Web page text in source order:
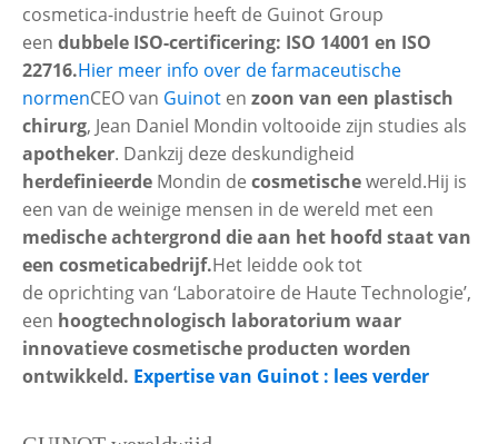
cosmetica-industrie heeft de Guinot Group
een dubbele ISO-certificering: ISO 14001 en ISO
22716.Hier meer info over de farmaceutische
normenCEO van Guinot en zoon van een plastisch
chirurg, Jean Daniel Mondin voltooide zijn studies als
apotheker. Dankzij deze deskundigheid
herdefinieerde Mondin de cosmetischewereld.Hij is
een van de weinige mensen in de wereld met een
medische achtergrond die aan het hoofd staat van
een cosmeticabedrijf.Het leidde ook tot
de oprichting van ‘Laboratoire de Haute Technologie’,
een hoogtechnologisch laboratorium waar
innovatieve cosmetische producten worden
ontwikkeld. Expertise van Guinot : lees verder